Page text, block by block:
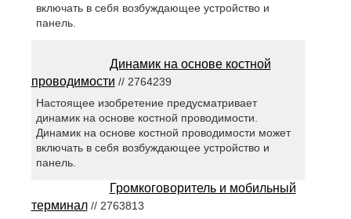
включать в себя возбуждающее устройство и
панель.
Динамик на основе костной
проводимости // 2764239
Настоящее изобретение предусматривает
динамик на основе костной проводимости.
Динамик на основе костной проводимости может
включать в себя возбуждающее устройство и
панель.
Громкоговоритель и мобильный
терминал// 2763813